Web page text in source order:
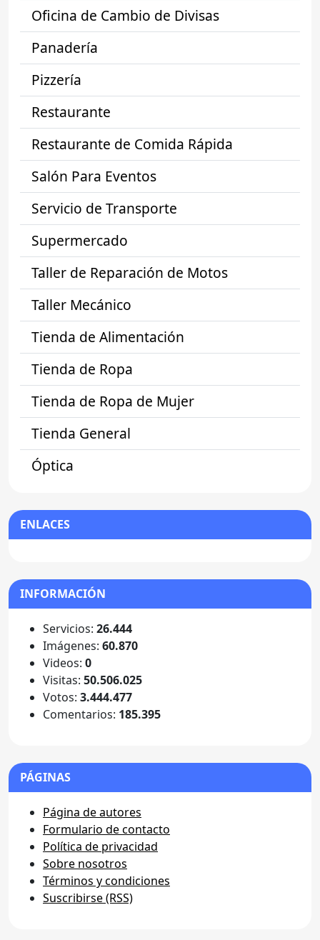
Oficina de Cambio de Divisas
Panadería
Pizzería
Restaurante
Restaurante de Comida Rápida
Salón Para Eventos
Servicio de Transporte
Supermercado
Taller de Reparación de Motos
Taller Mecánico
Tienda de Alimentación
Tienda de Ropa
Tienda de Ropa de Mujer
Tienda General
Óptica
ENLACES
INFORMACIÓN
Servicios: 26.444
Imágenes: 60.870
Videos: 0
Visitas: 50.506.025
Votos: 3.444.477
Comentarios: 185.395
PÁGINAS
Página de autores
Formulario de contacto
Política de privacidad
Sobre nosotros
Términos y condiciones
Suscribirse (RSS)